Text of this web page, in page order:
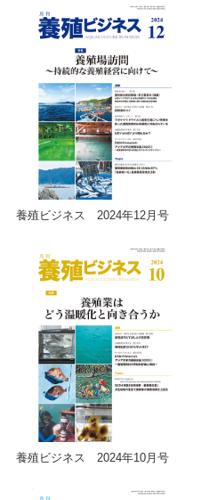
養殖ビジネス 2024年12月号
養殖ビジネス 2024年10月号